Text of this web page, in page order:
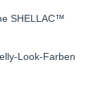
SHELLAC™
Look-Farben